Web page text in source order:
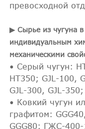
превосходной
▶ Сырье из чугуна в
индивидуальным
механическими
• Серый чугун:
HT350; GJL-100,
GJL-300, GJL-
• Ковкий чугун
графитом:
GGG80; ГЖС-